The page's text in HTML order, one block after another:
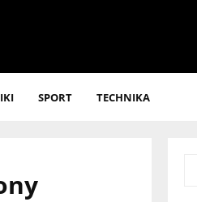
SPORT TECHNIKA